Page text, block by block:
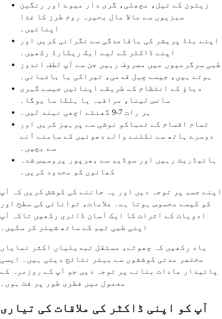
زیتون کے تیل، مچھلی، گری دار میوے اور رنگین
سبزیوں سے مالا مال بحیرہ روم طرز کا غذا
اپنائیں۔
اپنے بلڈ پریشر کی باقاعدگی سے نگرانی کریں اور
اپنے ڈاکٹر کے لیے ایک ریکارڈ رکھیں۔
طبی سرگرمیوں میں مصروف رہیں جن سے آپ لطف اندوز
ہوتے ہیں، جیسے چہل قدمی، تیراکی یا باغبانی۔
دباؤ کے انتظام کے طریقے اپنائیں جیسے گہری
سانس لینا، مراقبہ یا ہلکا سا یوگا۔
ہر رات 7-9 گھنٹے اچھی نیند لیں۔
تمام اقسام کے تمباکو نوشی سے پرہیز کریں اور
دوسرے ہاتھ سے نکلنے والے دھوئیں کے سامنے آنے
سے بچیں۔
ہائیڈریٹ رہیں اور سوڈیم سے بھرپور پروسیس شدہ
کھانوں کو محدود کریں۔
اپنے جسم پر توجہ دیں اور یہ جاننے کی کوشش کریں کہ آپ
کو کیسے محسوس ہوتا ہے۔ علامات، توانائی کی سطح اور
ادویات کے اثرات کا ایک آسان ڈائری رکھیں تاکہ آپ
اپنی طبی ٹیم کے ساتھ شیئر کر سکیں۔
یاد رکھیں کہ چھوٹے، مستقل تبدیلیاں اکثر نمایاں
مختصر مدتی کوششوں سے بہتر نتائج دیتی ہیں۔ ایسی
پائیدار عادات بنانے پر توجہ دیں جو آپ کے روزمرہ کے
معمول میں فطری طور پر فٹ ہوں۔
آپ کو اپنی ڈاکٹر کی ملاقات کی تیاری